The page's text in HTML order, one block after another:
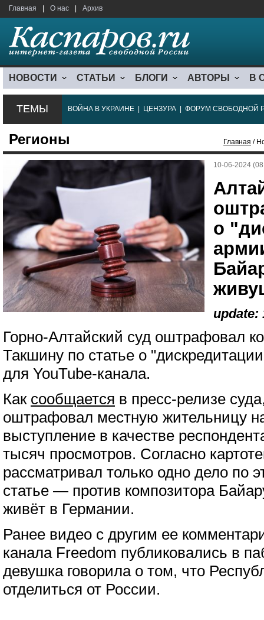
Главная О нас Архив
НОВОСТИ СТАТЬИ БЛОГИ АВТОРЫ В
ТЕМЫ ВОЙНА В УКРАИНЕ ЦЕНЗУРА ФОРУМ СВОБОДНОЙ
Регионы Главная /
10-06-2024
о
update:
Горно-Алтайский суд оштрафовал
Такшину по статье о
для YouTube-канала.
Как сообщается в пресс-релизе
оштрафовал местную жительницу
выступление в качестве
тысяч просмотров. Согласно
рассматривал только одно дело по
статье — против композитора
живёт в Германии.
Ранее видео с другим ее
канала Freedom публиковались в
девушка говорила о том, что
отделиться от России.